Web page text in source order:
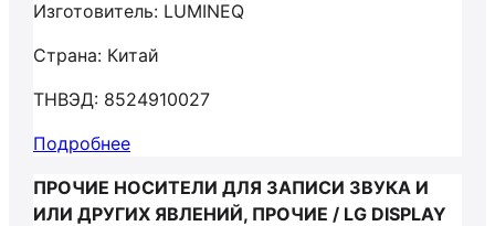
Изготовитель: LUMINEQ
Страна: Китай
ТНВЭД: 8524910027
Подробнее
ПРОЧИЕ НОСИТЕЛИ ДЛЯ ЗАПИСИ ЗВУКА И
ИЛИ ДРУГИХ ЯВЛЕНИЙ, ПРОЧИЕ / LG DISPLAY